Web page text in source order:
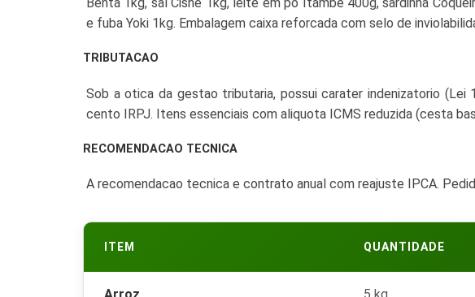
e fuba Yoki 1kg. Embalagem caixa reforcada com selo de
TRIBUTACAO
Sob a otica da gestao tributaria, possui carater indenizatorio (Lei
cento IRPJ. Itens essenciais com aliquota ICMS reduzida (cesta
RECOMENDACAO TECNICA
A recomendacao tecnica e contrato anual com reajuste IPCA.
ITEM QUANTIDADE